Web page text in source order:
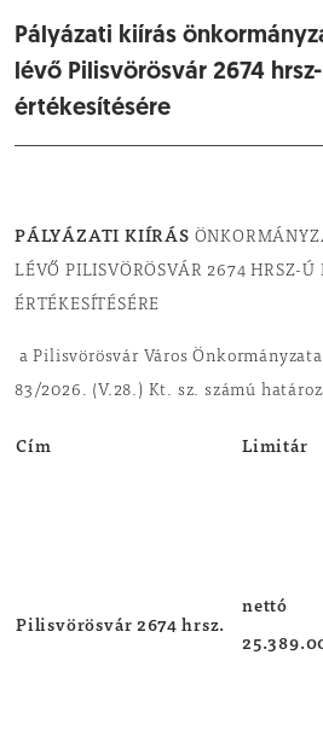
Pályázati kiírás
lévő Pilisvörösvár 2674
értékesítésére
PÁLYÁZATI KIÍRÁS
LÉVŐ PILISVÖRÖSVÁR 2674 HRSZ-Ú
ÉRTÉKESÍTÉSÉRE
a Pilisvörösvár Város
83/2026. (V.28.) Kt. sz. számú
Cím Limitár
Pilisvörösvár 2674 hrsz.
nettó